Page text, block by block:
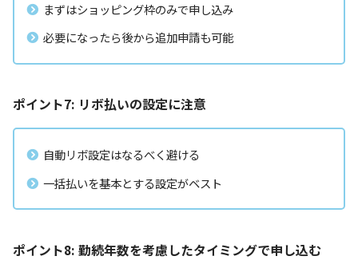
まずはショッピング枠のみで申し込み
必要になったら後から追加申請も可能
ポイント7: リボ払いの設定に注意
自動リボ設定はなるべく避ける
一括払いを基本とする設定がベスト
ポイント8: 勤続年数を考慮したタイミングで申し込む